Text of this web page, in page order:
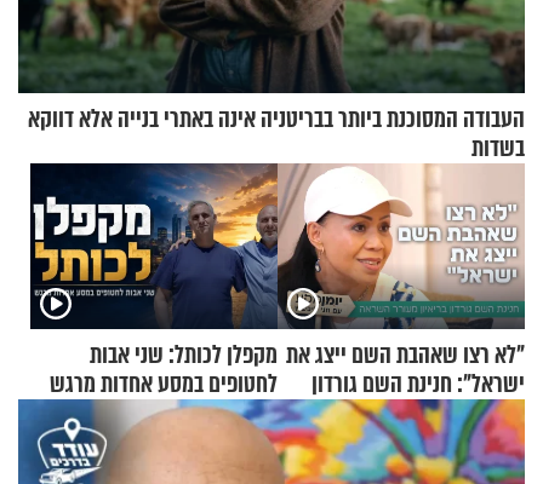
העבודה המסוכנת ביותר בבריטניה אינה באתרי בנייה אלא דווקא
בשדות
"לא רצו שאהבת השם ייצג את
ישראל": חנינת השם גורדון
בריאיון מעורר השראה
מקפלן לכותל: שני אבות
לחטופים במסע אחדות מרגש